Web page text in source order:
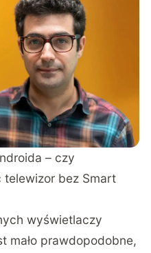
– czy
bez Smart
wyświetlaczy
mało prawdopodobne,